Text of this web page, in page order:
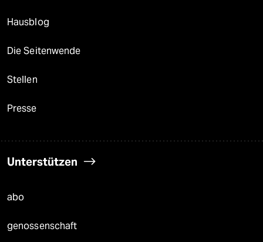
Hausblog
Die Seitenwende
Stellen
Presse
Unterstützen
abo
genossenschaft